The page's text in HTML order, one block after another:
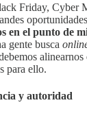
Friday, Cyber
en el punto de
gente busca
alinearnos
para ello.
y autoridad